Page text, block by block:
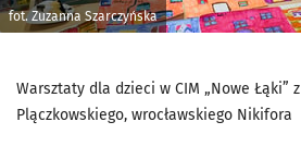
fot. Zuzanna Szarczyńska
Warsztaty dla dzieci w CIM „Nowe Łąki”
Plączkowskiego, wrocławskiego Nikifora